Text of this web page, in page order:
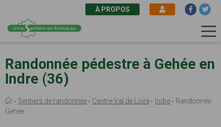
au
contenu
principal
À PROPOS
Randonnée pédestre à Gehée en
Indre (36)
Fil
d'Ariane
Sentiers de randonnée Centre-Val de Loire Indre
Randonnée
Gehée